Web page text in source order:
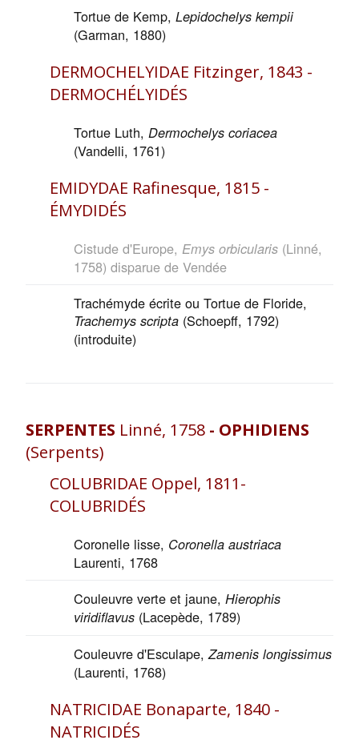
Tortue de Kemp, Lepidochelys kempii
(Garman, 1880)
DERMOCHELYIDAE Fitzinger, 1843 -
DERMOCHÉLYIDÉS
Tortue Luth, Dermochelys coriacea
(Vandelli, 1761)
EMIDYDAE Rafinesque, 1815 -
ÉMYDIDÉS
Cistude d'Europe, Emys orbicularis (Linné,
1758) disparue de Vendée
Trachémyde écrite ou Tortue de Floride,
Trachemys scripta (Schoepff, 1792)
(introduite)
SERPENTES Linné, 1758 - OPHIDIENS
(Serpents)
COLUBRIDAE Oppel, 1811-
COLUBRIDÉS
Coronelle lisse, Coronella austriaca
Laurenti, 1768
Couleuvre verte et jaune, Hierophis
viridiflavus (Lacepède, 1789)
Couleuvre d'Esculape,Zamenis longissimus
(Laurenti, 1768)
NATRICIDAE Bonaparte, 1840 -
NATRICIDÉS